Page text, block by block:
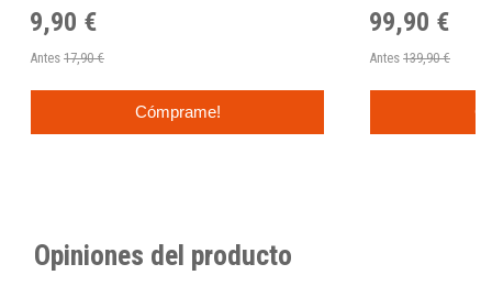
9,90 €
Antes 17,90 €
Cómprame!
99,90 €
Antes 139,90 €
Opiniones del producto